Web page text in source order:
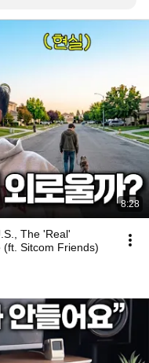
8:28
The 'Real'
Sitcom Friends)